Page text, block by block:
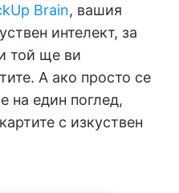
Brain, вашия
интелект, за
той ще ви
А ако просто се
на един поглед,
с изкуствен